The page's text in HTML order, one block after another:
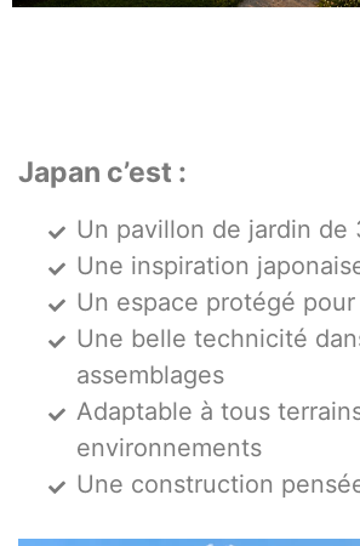
Japan c’est :
Un pavillon de jardin de
Une inspiration
Un espace protégé
Une belle technicité
assemblages
Adaptable à tous
environnements
Une construction